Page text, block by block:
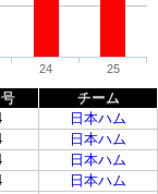
24 25
チーム
日本ハム
日本ハム
日本ハム
日本ハム